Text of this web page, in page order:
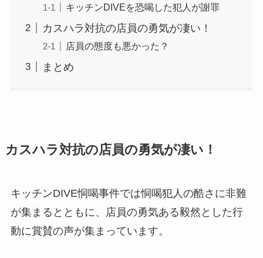
キッチンDIVEを恐喝した犯人が謝罪
カスハラ対抗の店員の勇気が凄い！
店員の態度も悪かった？
まとめ
カスハラ対抗の店員の勇気が凄い！
キッチンDIVE恫喝事件では恫喝犯人の酷さに非難
が集まるとともに、店員の勇気ある毅然とした行
動に賞賛の声が集まっています。